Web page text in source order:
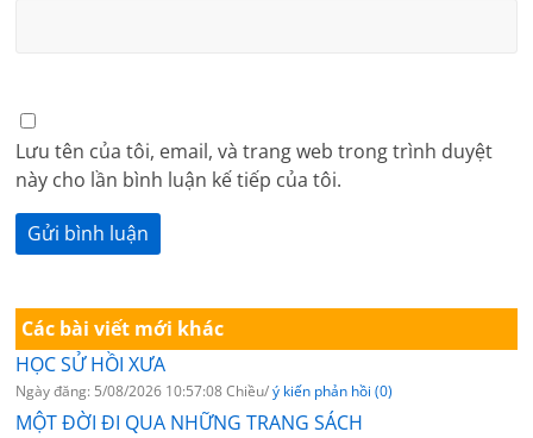
Lưu tên của tôi, email, và trang web trong trình duyệt
này cho lần bình luận kế tiếp của tôi.
Các bài viết mới khác
HỌC SỬ HỒI XƯA
Ngày đăng: 5/08/2026 10:57:08 Chiều/ý kiến phản hồi (0)
MỘT ĐỜI ĐI QUA NHỮNG TRANG SÁCH